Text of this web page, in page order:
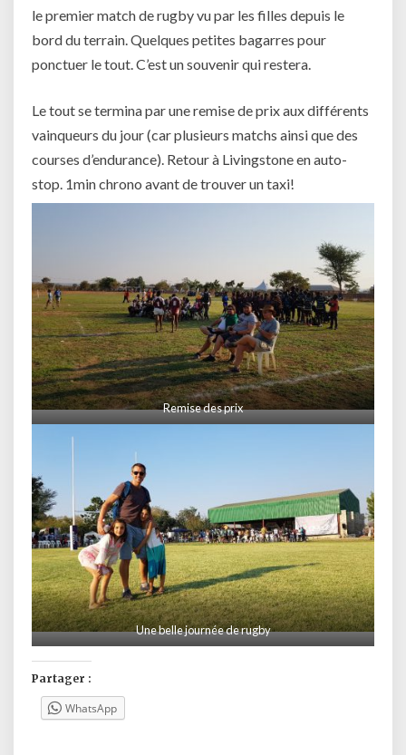
le premier match de rugby vu par les filles depuis le
bord du terrain. Quelques petites bagarres pour
ponctuer le tout. C’est un souvenir qui restera.
Le tout se termina par une remise de prix aux différents
vainqueurs du jour (car plusieurs matchs ainsi que des
courses d’endurance). Retour à Livingstone en auto-
stop. 1min chrono avant de trouver un taxi!
Remise des prix
Une belle journée de rugby
Partager :
WhatsApp